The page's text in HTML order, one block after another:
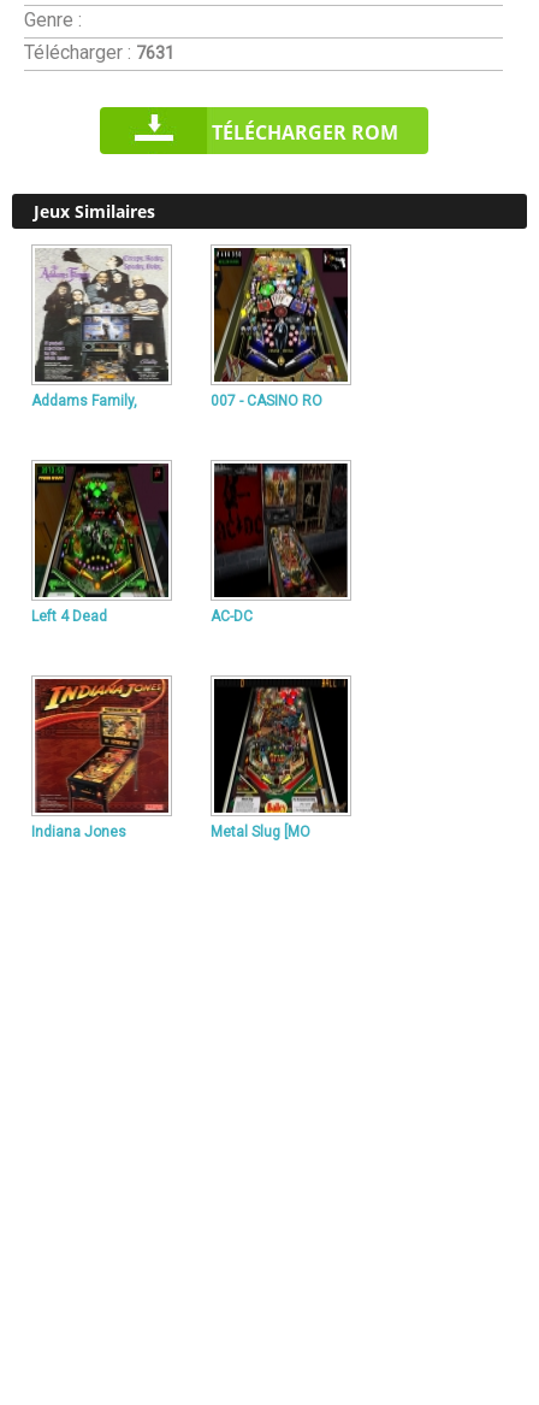
Genre :
Télécharger : 7631
TÉLÉCHARGER ROM
Jeux Similaires
Addams Family, 007 - CASINO RO
Left 4 Dead AC-DC
Indiana Jones Metal Slug [MO